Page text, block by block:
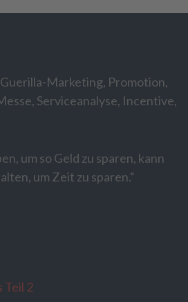
Marketing, Promotion,
Serviceanalyse, Incentive,
um so Geld zu sparen, kann
um Zeit zu sparen.“
Teil 2